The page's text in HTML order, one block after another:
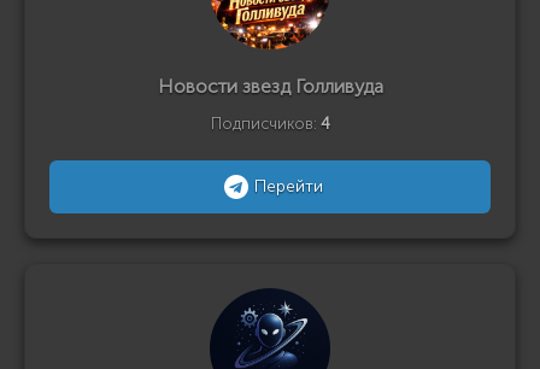
Новости звезд Голливуда
Подписчиков: 4
Перейти